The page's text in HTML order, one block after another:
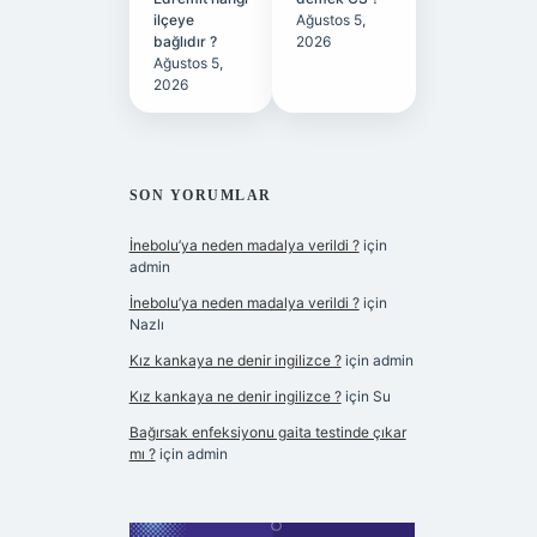
ilçeye
bağlıdır ?
Ağustos 5,
2026
Ağustos 5,
2026
SON YORUMLAR
İnebolu’ya neden madalya verildi ?için
admin
İnebolu’ya neden madalya verildi ?için
Nazlı
Kız kankaya ne denir ingilizce ?için admin
Kız kankaya ne denir ingilizce ?için Su
Bağırsak enfeksiyonu gaita testinde çıkar
mı ?için admin